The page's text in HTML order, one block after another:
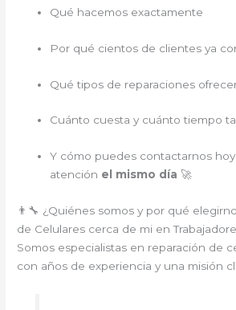
Qué hacemos exactamente
Por qué cientos de clientes ya
Qué tipos de reparaciones
Cuánto cuesta y cuánto tiempo
Y cómo puedes contactarnos
atención el mismo día 🚀
👨‍🔧 ¿Quiénes somos y por qué
de Celulares cerca de mi en
Somos especialistas en reparación de
con años de experiencia y una misión